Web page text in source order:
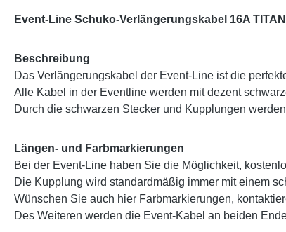
Event-Line Schuko-Verlängerungskabel 16A
Beschreibung
Das Verlängerungskabel der Event-Line ist die
Alle Kabel in der Eventline werden mit dezent
Durch die schwarzen Stecker und Kupplungen
Längen- und Farbmarkierungen
Bei der Event-Line haben Sie die Möglichkeit,
Die Kupplung wird standardmäßig immer mit einem
Wünschen Sie auch hier Farbmarkierungen,
Des Weiteren werden die Event-Kabel an beiden